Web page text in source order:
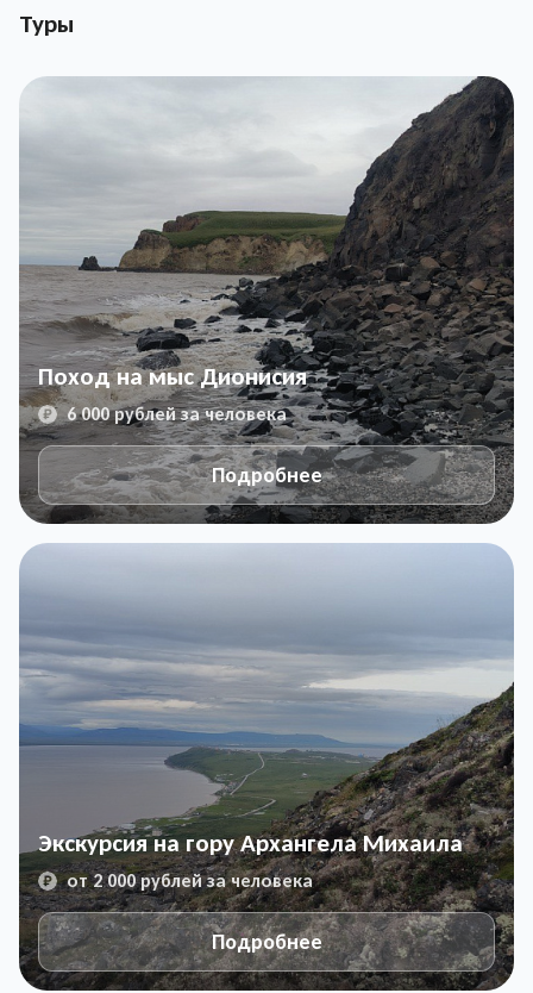
Туры
Поход на мыс Дионисия
6 000 рублей за человека
Подробнее
Экскурсия на гору Архангела Михаила
от 2 000 рублей за человека
Подробнее